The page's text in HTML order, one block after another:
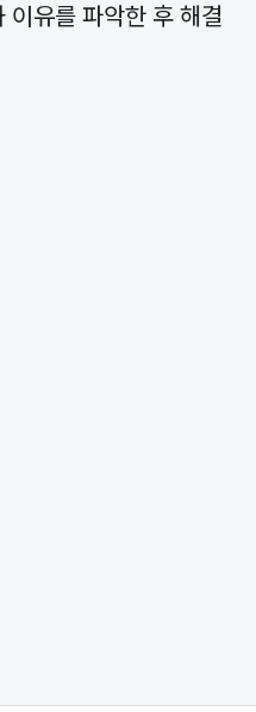
이유를 파악한 후 해결